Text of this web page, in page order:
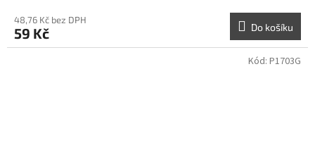
48,76 Kč bez DPH
59 Kč Do košíku
Kód: P1703G